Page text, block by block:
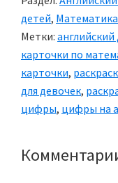
детей, Математика
Метки: английский
карточки по
карточки,
для девочек,
цифры, цифры на
Reader